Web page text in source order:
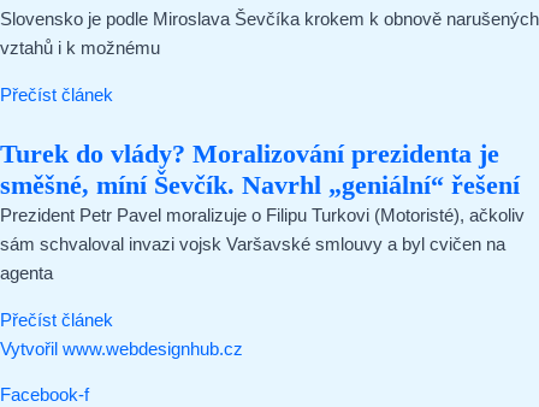
Slovensko je podle Miroslava Ševčíka krokem k obnově narušených
vztahů i k možnému
Přečíst článek
Turek do vlády? Moralizování prezidenta je
směšné, míní Ševčík. Navrhl „geniální“ řešení
Prezident Petr Pavel moralizuje o Filipu Turkovi (Motoristé), ačkoliv
sám schvaloval invazi vojsk Varšavské smlouvy a byl cvičen na
agenta
Přečíst článek
Vytvořil www.webdesignhub.cz
Facebook-f